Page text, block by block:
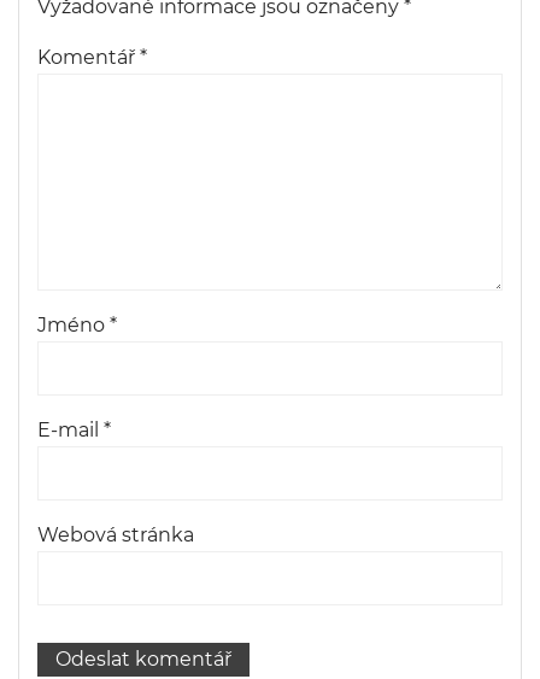
Vyžadované informace jsou označeny *
Komentář *
Jméno *
E-mail *
Webová stránka